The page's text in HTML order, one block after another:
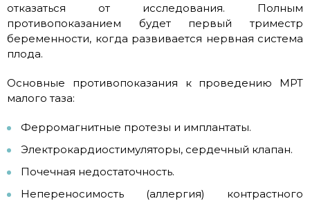
отказаться от исследования. Полным
противопоказанием будет первый триместр
беременности, когда развивается нервная система
плода.
Основные противопоказания к проведению МРТ
малого таза:
Ферромагнитные протезы и имплантаты.
Электрокардиостимуляторы, сердечный клапан.
Почечная недостаточность.
Непереносимость (аллергия) контрастного